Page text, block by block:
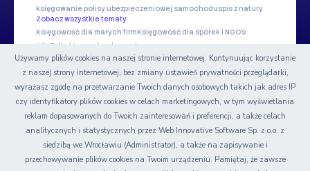
księgowanie polisy ubezpieczeniowej samochoduspis z natury
Zobacz wszystkie tematy
Księgowość dla małych firmKsięgowość dla spółek i NGO's
KSeF dla biur rachunkowych
Nasze serwisy
Certyfikat
Używamy plików cookies na naszej stronie internetowej. Kontynuując korzystanie
z naszej strony internetowej, bez zmiany ustawień prywatności przeglądarki,
wyrażasz zgodę na przetwarzanie Twoich danych osobowych takich jak adres IP
czy identyfikatory plików cookies w celach marketingowych, w tym wyświetlania
reklam dopasowanych do Twoich zainteresowań i preferencji, a także celach
analitycznych i statystycznych przez Web Innovative Software Sp. z o.o. z
siedzibą we Wrocławiu (Administrator), a także na zapisywanie i
przechowywanie plików cookies na Twoim urządzeniu. Pamiętaj, że zawsze